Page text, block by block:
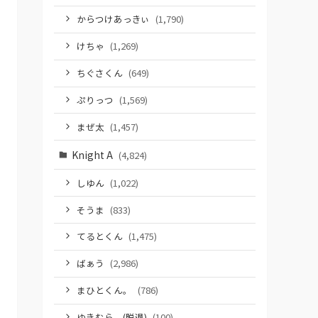
からつけあっきぃ (1,790)
けちゃ (1,269)
ちぐさくん (649)
ぷりっつ (1,569)
まぜ太 (1,457)
Knight A (4,824)
しゆん (1,022)
そうま (833)
てるとくん (1,475)
ばぁう (2,986)
まひとくん。
(786)